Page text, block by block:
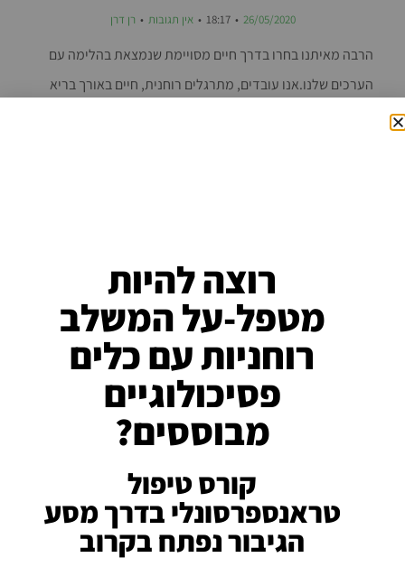
26/05/2020
18:17 אין תגובות רן דרן
הרבה מאיתנו בחרו בדרך חיים מסויימת שנמצאת בהלימה עם
הערכים שלנו.אנו עובדים, מתרגלים רוחנית, חיים באורך בריא
זכו באבחון הארכיטיפ הדומיננטי שלכם וברור התאמה לאימון
רוצה להיות
מטפל-על המשלב
רוחניות עם כלים
פסיכולוגיים
מבוססים?
קורס טיפול
טראנספרסונלי בדרך מסע
הגיבור נפתח בקרוב